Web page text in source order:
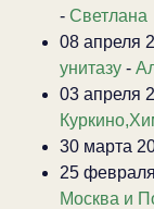
- Светлана
08 апреля
унитазу -
03 апреля
30 марта
25
Москва и